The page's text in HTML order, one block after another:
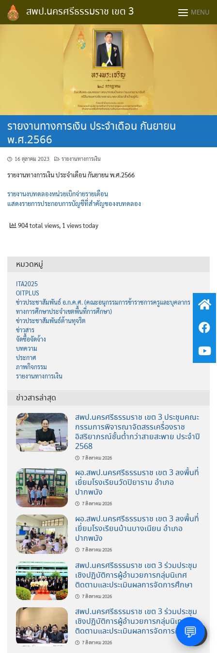
content
สพป.นครศรีธรรมราช เขต 3 MENU
รายงานทางการเงิน ประจำเดือน กันยายน
พ.ศ.2566
16 ตุลาคม 2023 รายงานทางการเงิน
รายงานทางการเงิน ประจำเดือน กันยายน พ.ศ.2566
รายงานงบทดลองหน่วยเบิกจ่ายรายเดือน
แสดงรายการประกอบการบัญชีที่สำคัญของงบทดลอง
904 total views, 1 views today
หมวดหมู่
ITA2025
OITPLUS
ข่าวประชาสัมพันธ์ อ.ก.ค.ศ. (คณะอนุกรรมการข้าราชการครูและบุคลากร
ทางการศึกษาประจำเขตพื้นที่การศึกษา)
ข่าวประชาสัมพันธ์ต้านทุจริต
ข่าวสาร
จัดซื้อจัดจ้าง
บทความ
ประกาศ
ภาพกิจกรรม
รายงานทางการเงิน
ข่าวสารล่าสุด
สพป.นครศรีธรรมราช เขต 3 ประชุมคณะ
กรรมการพิจารณาจัดสรรเครื่องราช
อิสริยาภรณ์ชั้นต่ำกว่าสายสะพาย ประจำปี
2568
7 สิงหาคม 2026
ผอ.สพป.นครศรีธรรมราช เขต 3 ลงพื้นที่
เยี่ยมโรงเรียนวัดปิยาราม อำเภอ
ปากพนัง
7 สิงหาคม 2026
ผอ.สพป.นครศรีธรรมราช เขต 3 ลงพื้นที่
เยี่ยมโรงเรียนบ้านบางเนียน อำเภอ
ปากพนัง
7 สิงหาคม 2026
สพป.นครศรีธรรมราช เขต 3 ร่วมประชุม
เชิงปฏิบัติการผู้อำนวยการกลุ่มนิเทศ
ติดตามและประเมินผลการจัดการศึกษา
7 สิงหาคม 2026
สพป.นครศรีธรรมราช เขต 3 ร่วมประชุม
เชิงปฏิบัติการผู้อำนวยการกลุ่มนิเทศ
ติดตามและประเมินผลการจัดการศึกษา
7 สิงหาคม 2026
🌓
💬